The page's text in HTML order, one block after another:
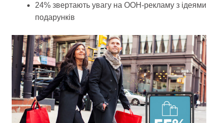
24% звертають увагу на OOH-рекламу з ідеями
подарунків